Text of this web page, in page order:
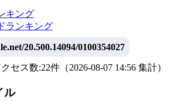
キング
ランキング
20.500.14094/0100354027
セス数:22件 （2026-08-07 14:56 集計）
ル